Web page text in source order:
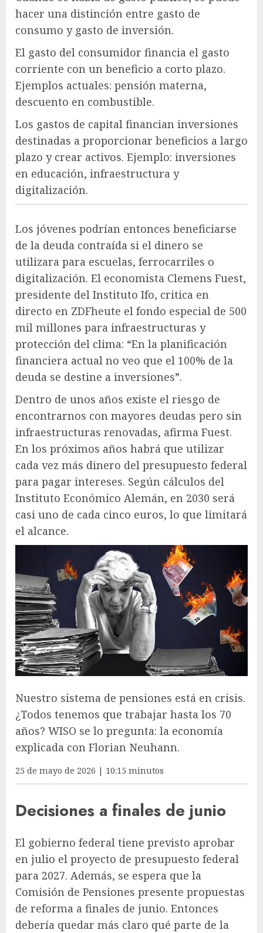
hacer una distinción entre gasto de
consumo y gasto de inversión.
El gasto del consumidor financia el gasto
corriente con un beneficio a corto plazo.
Ejemplos actuales: pensión materna,
descuento en combustible.
Los gastos de capital financian inversiones
destinadas a proporcionar beneficios a largo
plazo y crear activos. Ejemplo: inversiones
en educación, infraestructura y
digitalización.
Los jóvenes podrían entonces beneficiarse
de la deuda contraída si el dinero se
utilizara para escuelas, ferrocarriles o
digitalización. El economista Clemens Fuest,
presidente del Instituto Ifo, critica en
directo en ZDFheute el fondo especial de 500
mil millones para infraestructuras y
protección del clima: “En la planificación
financiera actual no veo que el 100% de la
deuda se destine a inversiones”.
Dentro de unos años existe el riesgo de
encontrarnos con mayores deudas pero sin
infraestructuras renovadas, afirma Fuest.
En los próximos años habrá que utilizar
cada vez más dinero del presupuesto federal
para pagar intereses. Según cálculos del
Instituto Económico Alemán, en 2030 será
casi uno de cada cinco euros, lo que limitará
el alcance.
Nuestro sistema de pensiones está en crisis.
¿Todos tenemos que trabajar hasta los 70
años? WISO se lo pregunta: la economía
explicada con Florian Neuhann.
25 de mayo de 2026 | 10:15 minutos
Decisiones a finales de junio
El gobierno federal tiene previsto aprobar
en julio el proyecto de presupuesto federal
para 2027. Además, se espera que la
Comisión de Pensiones presente propuestas
de reforma a finales de junio. Entonces
debería quedar más claro qué parte de la